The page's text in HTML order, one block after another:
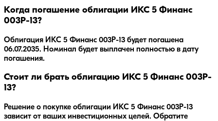
Когда погашение облигации ИКС 5 Финанс
003P-13?
Облигация ИКС 5 Финанс 003P-13 будет погашена
06.07.2035. Номинал будет выплачен полностью в дату
погашения.
Стоит ли брать облигацию ИКС 5 Финанс 003P-
13?
Решение о покупке облигации ИКС 5 Финанс 003P-13
зависит от ваших инвестиционных целей. Обратите